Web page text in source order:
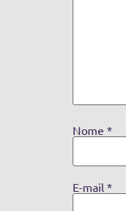
Nome *
E-mail *